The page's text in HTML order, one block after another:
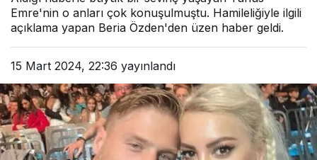
Emre'nin o anları çok konuşulmuştu. Hamileliğiyle ilgili
açıklama yapan Beria Özden'den üzen haber geldi.
15 Mart 2024, 22:36 yayınlandı